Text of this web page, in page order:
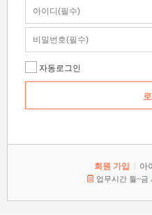
자동로그인
회원 가입 아
업무시간 월~금